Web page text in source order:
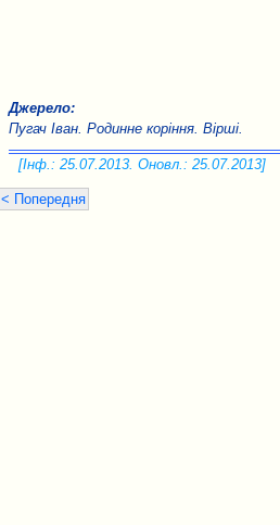
Джерело:
Пугач Іван. Родинне коріння. Вірші.
[Інф.: 25.07.2013. Оновл.: 25.07.2013]
< Попередня